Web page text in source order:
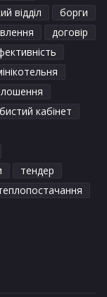
відділ
борги
договір
кабінет
тендер